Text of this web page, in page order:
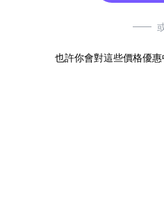
也許你會對這些價格優惠